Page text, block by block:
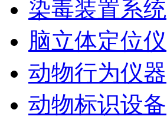
染毒装置系统
脑立体定位仪
动物行为仪器
动物标识设备